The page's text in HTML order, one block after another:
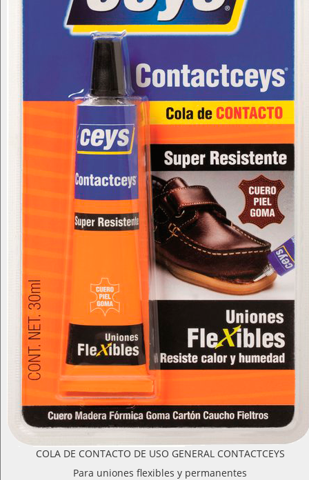
COLA DE CONTACTO DE USO GENERAL CONTACTCEYS
Para uniones flexibles y permanentes